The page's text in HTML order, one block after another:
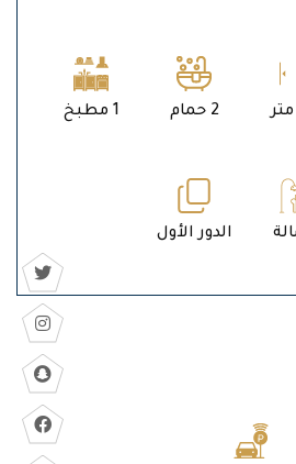
2 حمام 1 مطبخ
الدور الأول